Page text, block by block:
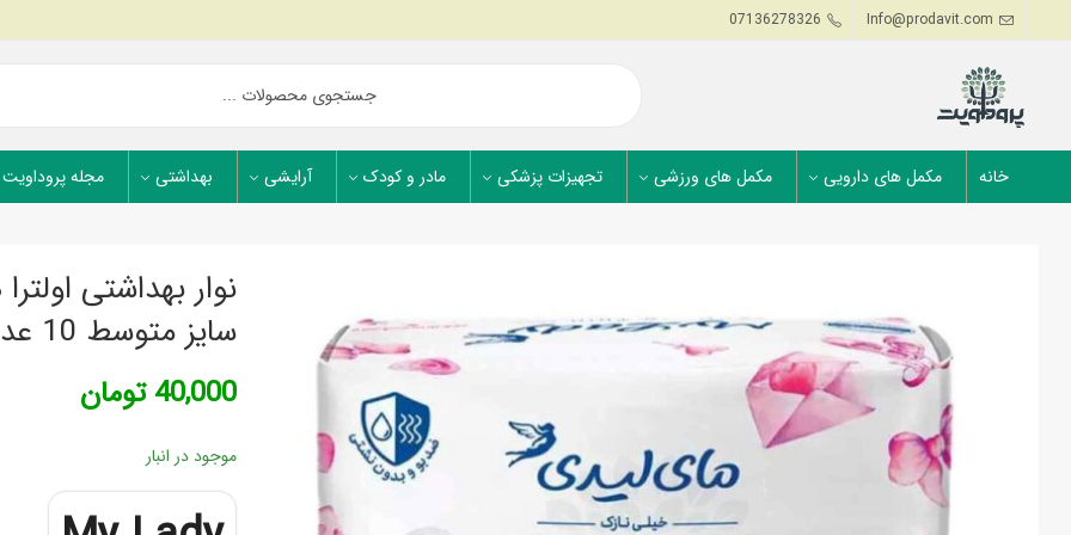
Info@prodavit.com
07136278326
خانه مکمل های دارویی مکمل های ورزشی تجهیزات پزشکی مادر و کودک آرایشی بهداشتی مجله پروداویت
نوار بهداشتی
سایز متوسط 10 عددی
40,000 تومان
موجود در انبار